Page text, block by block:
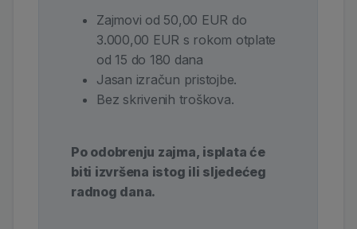
Zajmovi od 50,00 EUR do
3.000,00 EUR s rokom otplate
od 15 do 180 dana
Jasan izračun pristojbe.
Bez skrivenih troškova.
Po odobrenju zajma, isplata će
biti izvršena istog ili sljedećeg
radnog dana.